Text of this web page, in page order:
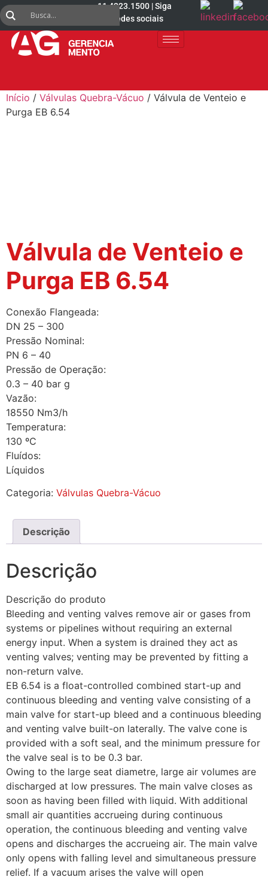
11 4223.1500 | Siga
nas redes sociais
Início / Válvulas Quebra-Vácuo / Válvula de Venteio e
Purga EB 6.54
Válvula de Venteio e
Purga EB 6.54
Conexão Flangeada:
DN 25 – 300
Pressão Nominal:
PN 6 – 40
Pressão de Operação:
0.3 – 40 bar g
Vazão:
18550 Nm3/h
Temperatura:
130 ºC
Fluídos:
Líquidos
Categoria: Válvulas Quebra-Vácuo
Descrição
Descrição
Descrição do produto
Bleeding and venting valves remove air or gases from
systems or pipelines without requiring an external
energy input. When a system is drained they act as
venting valves; venting may be prevented by fitting a
non-return valve.
EB 6.54 is a float-controlled combined start-up and
continuous bleeding and venting valve consisting of a
main valve for start-up bleed and a continuous bleeding
and venting valve built-on laterally. The valve cone is
provided with a soft seal, and the minimum pressure for
the valve seal is to be 0.3 bar.
Owing to the large seat diametre, large air volumes are
discharged at low pressures. The main valve closes as
soon as having been filled with liquid. With additional
small air quantities accrueing during continuous
operation, the continuous bleeding and venting valve
opens and discharges the accrueing air. The main valve
only opens with falling level and simultaneous pressure
relief. If a vacuum arises the valve will open